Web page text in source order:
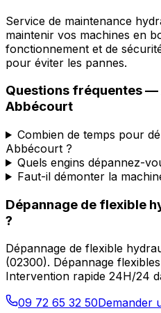
Service de maintenance
maintenir vos machines en
fonctionnement et de
pour éviter les pannes.
Questions fréquentes —
Abbécourt
Combien de temps pour
Abbécourt ?
Quels engins dépannez-
Faut-il démonter la
Dépannage de flexible
?
Dépannage de flexible
(02300). Dépannage
Intervention rapide 24H/24
09 72 65 32 50Demander